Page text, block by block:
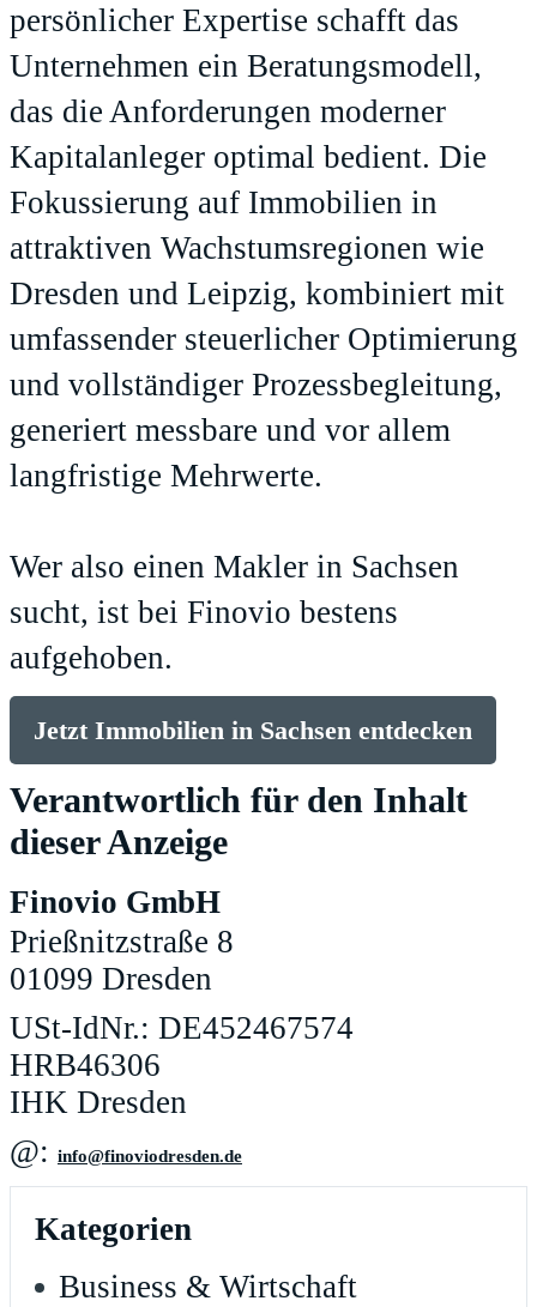
persönlicher Expertise schafft das
Unternehmen ein Beratungsmodell,
das die Anforderungen moderner
Kapitalanleger optimal bedient. Die
Fokussierung auf Immobilien in
attraktiven Wachstumsregionen wie
Dresden und Leipzig, kombiniert mit
umfassender steuerlicher Optimierung
und vollständiger Prozessbegleitung,
generiert messbare und vor allem
langfristige Mehrwerte.
Wer also einen Makler in Sachsen
sucht, ist bei Finovio bestens
aufgehoben.
Jetzt Immobilien in Sachsen entdecken
Verantwortlich für den Inhalt
dieser Anzeige
Finovio GmbH
Prießnitzstraße 8
01099 Dresden
USt-IdNr.: DE452467574
HRB46306
IHK Dresden
@: ed.nedserdoivonif@ofni
Kategorien
Business & Wirtschaft